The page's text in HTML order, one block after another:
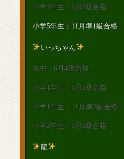
小学3年生：6月2級合格
小学5年生：11月準1級合格
いっちゃん
年中：6月4級合格
小学1年生：6月3級合格
小学1年生：11月準2級合格
小学2年生：6月2級合格
龍